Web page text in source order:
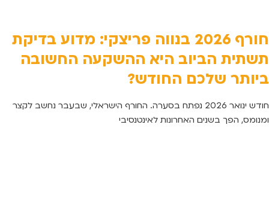
חורף 2026 בנווה פריצקי: מדוע בדיקת
תשתית הביוב היא ההשקעה החשובה
ביותר שלכם החודש?
חודש ינואר 2026 נפתח בסערה. החורף הישראלי, שבעבר נחשב לקצר
ומנומס, הפך בשנים האחרונות לאינטנסיבי